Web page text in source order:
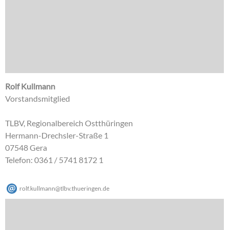
Rolf Kullmann
Vorstandsmitglied
TLBV, Regionalbereich Ostthüringen
Hermann-Drechsler-Straße 1
07548 Gera
Telefon: 0361 / 5741 8172 1
rolf.kullmann@tlbv.thueringen.de